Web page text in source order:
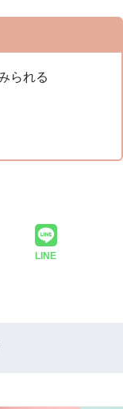
られる
LINE